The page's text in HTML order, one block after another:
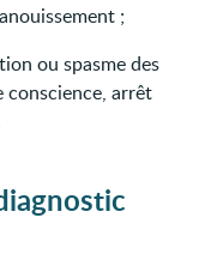
;
ou spasme des
conscience, arrêt